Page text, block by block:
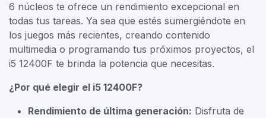
6 núcleos te ofrece un rendimiento excepcional en
todas tus tareas. Ya sea que estés sumergiéndote en
los juegos más recientes, creando contenido
multimedia o programando tus próximos proyectos, el
i5 12400F te brinda la potencia que necesitas.
¿Por qué elegir el i5 12400F?
Rendimiento de última generación: Disfruta de